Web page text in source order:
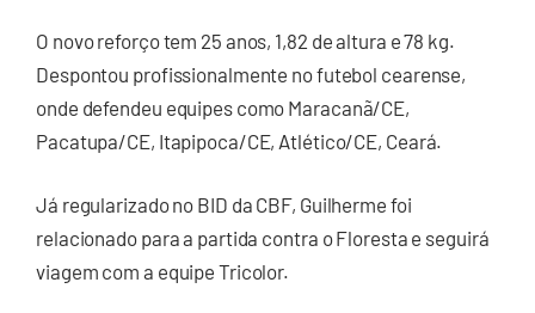
O novo reforço tem 25 anos, 1,82 de altura e 78 kg.
Despontou profissionalmente no futebol cearense,
onde defendeu equipes como Maracanã/CE,
Pacatupa/CE, Itapipoca/CE, Atlético/CE, Ceará.
Já regularizado no BID da CBF, Guilherme foi
relacionado para a partida contra o Floresta e seguirá
viagem com a equipe Tricolor.